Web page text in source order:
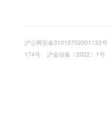
沪公网安备31010702001133号
174号
沪金信备〔2022〕1号